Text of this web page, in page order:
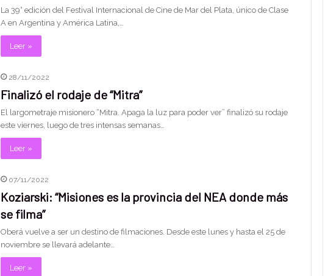
La 39° edición del Festival Internacional de Cine de Mar del Plata, único de Clase
A en Argentina y América Latina,…
Leer »
28/11/2022
Finalizó el rodaje de “Mitra”
El largometraje misionero “Mitra. Apaga la luz para poder ver” finalizó su rodaje
este viernes, luego de tres intensas semanas…
Leer »
07/11/2022
Koziarski: “Misiones es la provincia del NEA donde más
se filma”
Oberá vuelve a ser un destino de filmaciones. Desde este lunes y hasta el 25 de
noviembre se llevará adelante…
Leer »